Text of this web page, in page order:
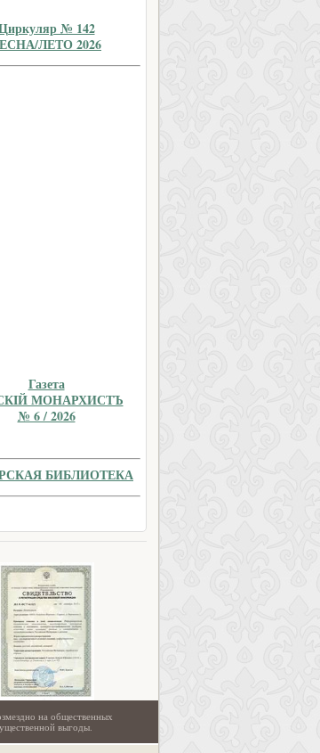
№ 142
ЛЕТО 2026
Газета
МОНАРХИСТЪ
№ 6 / 2026
БИБЛИОТЕКА
на общественных
выгоды.